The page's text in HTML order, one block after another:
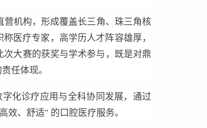
机构，形成覆盖长三角、珠三角核
医疗专家，高学历人才阵容雄厚，
大赛的获奖与学术参与，既是对鼎
任体现。
化诊疗应用与全科协同发展，通过
效、舒适" 的口腔医疗服务。